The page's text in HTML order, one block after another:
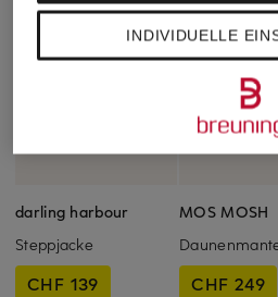
darling harbour
Steppjacke
CHF 139
MOS MOSH
CHF 249
INDIVIDUELLE